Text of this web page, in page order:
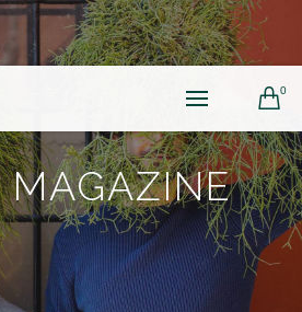
0
MAGAZINE